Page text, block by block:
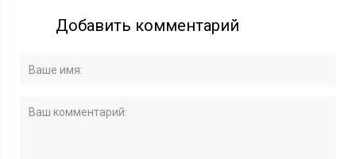
Добавить комментарий